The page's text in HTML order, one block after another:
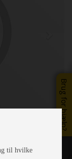
Brug for hjælp?
til hvilke